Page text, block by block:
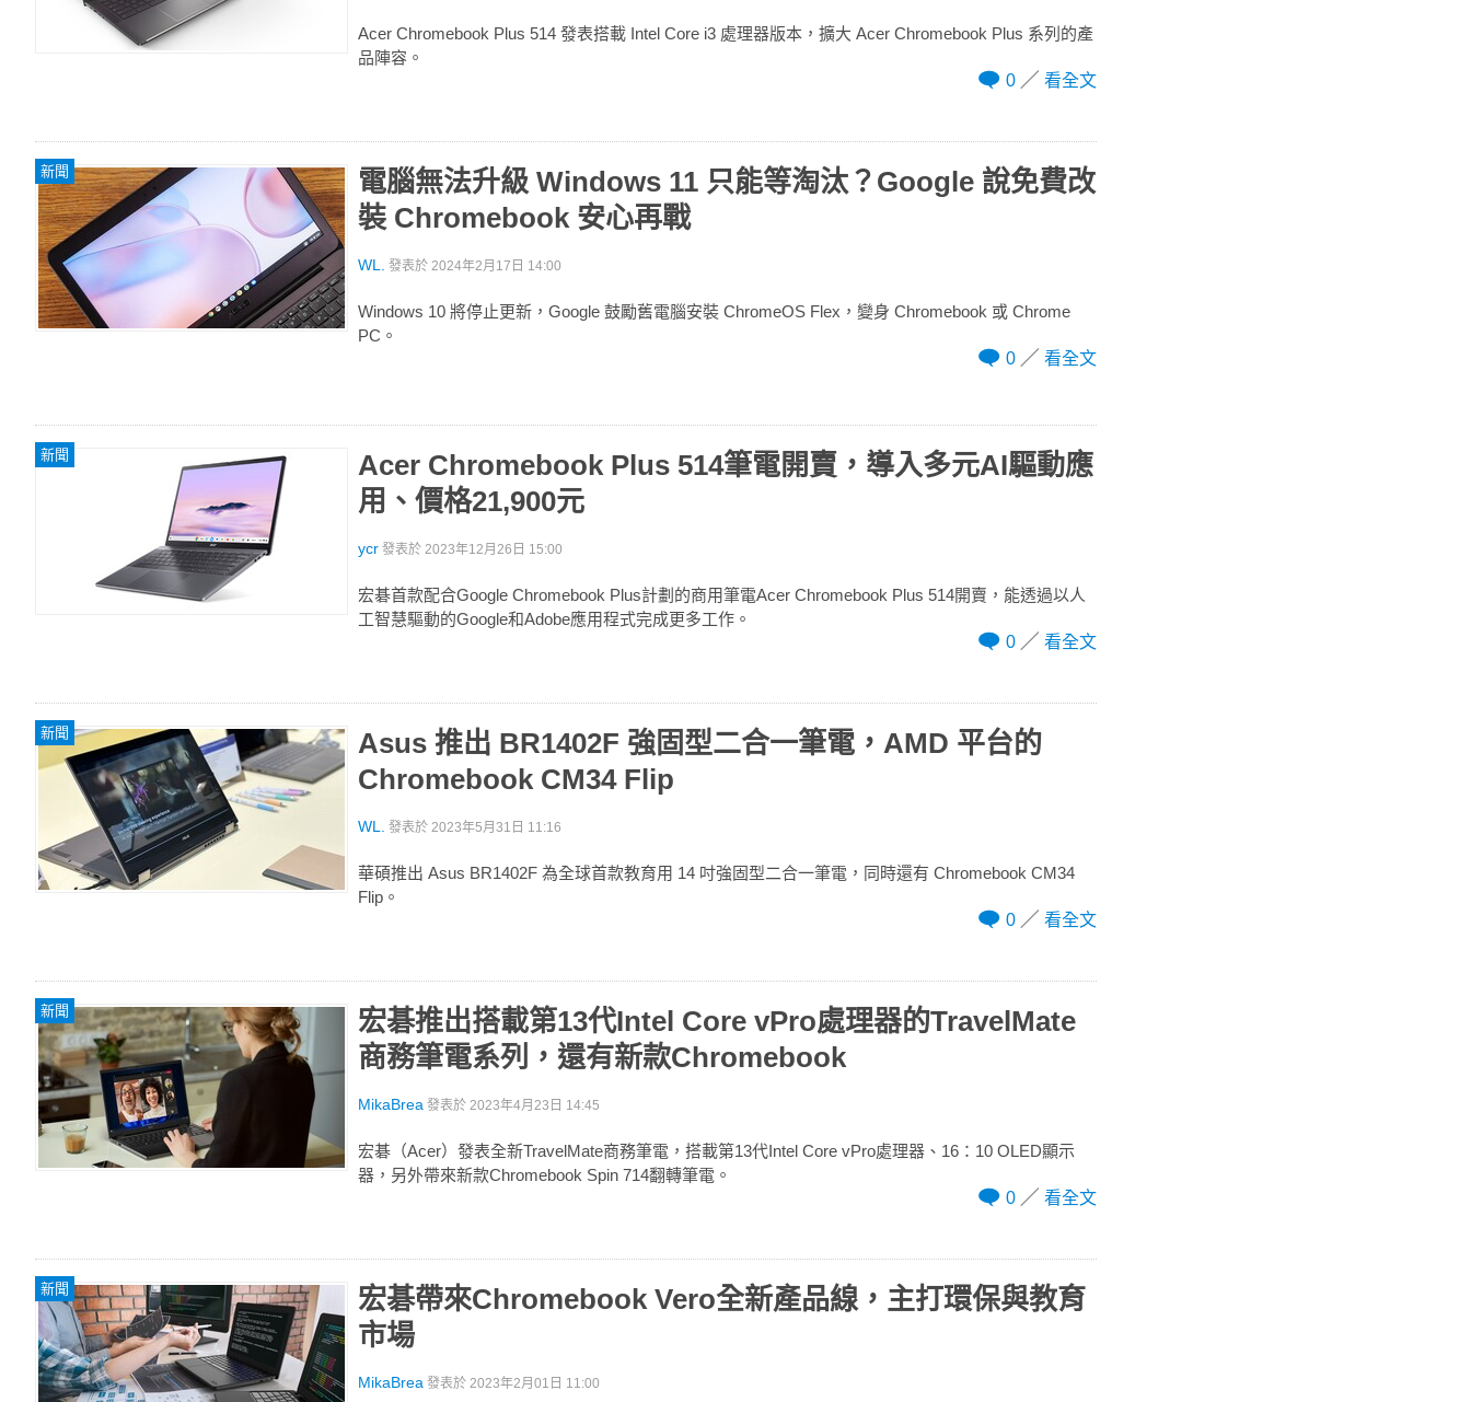
Acer Chromebook Plus 514 發表搭載 Intel Core i3 處理器版本，擴大 Acer Chromebook Plus 系列的產
品陣容。
0
看全文
新聞
電腦無法升級 Windows 11 只能等淘汰？Google 說免費改
裝 Chromebook 安心再戰
WL. 發表於 2024年2月17日 14:00
Windows 10 將停止更新，Google 鼓勵舊電腦安裝 ChromeOS Flex，變身 Chromebook 或 Chrome
PC。
0
看全文
新聞
Acer Chromebook Plus 514筆電開賣，導入多元AI驅動應
用、價格21,900元
ycr 發表於 2023年12月26日 15:00
宏碁首款配合Google Chromebook Plus計劃的商用筆電Acer Chromebook Plus 514開賣，能透過以人
工智慧驅動的Google和Adobe應用程式完成更多工作。
0
看全文
新聞
Asus 推出 BR1402F 強固型二合一筆電，AMD 平台的
Chromebook CM34 Flip
WL. 發表於 2023年5月31日 11:16
華碩推出 Asus BR1402F 為全球首款教育用 14 吋強固型二合一筆電，同時還有 Chromebook CM34
Flip。
0
看全文
新聞
宏碁推出搭載第13代Intel Core vPro處理器的TravelMate
商務筆電系列，還有新款Chromebook
MikaBrea 發表於 2023年4月23日 14:45
宏碁（Acer）發表全新TravelMate商務筆電，搭載第13代Intel Core vPro處理器、16：10 OLED顯示
器，另外帶來新款Chromebook Spin 714翻轉筆電。
0
看全文
新聞
宏碁帶來Chromebook Vero全新產品線，主打環保與教育
市場
MikaBrea 發表於 2023年2月01日 11:00